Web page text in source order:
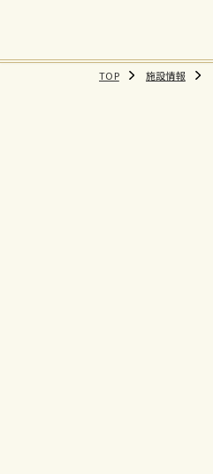
TOP 施設情報